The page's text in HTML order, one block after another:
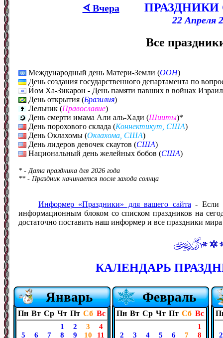
ᗏ Вчера ПРАЗДНИКИ
22 Апреля
Все
Международный день Матери-Земли (ООН)
День создания государственного департамента по
Йом Ха-Зикарон - День памяти павших в войнах
День открытия (Бразилия)
Лельник (Православие)
День смерти имама Али аль-Хади (Шииты)*
День порохового склада (Коннектикут, США)
День Оклахомы (Оклахома, США)
День лидеров девочек скаутов (США)
Национальный день желейных бобов (США)
* - Дата праздника для 2026 года
** - Праздник начинается после захода солнца
Информер «Праздники» для вашего сайта - Если
информационным блоком со списком праздников на
достаточно поставить наш информер и все праздники мира
КАЛЕНДАРЬ
Январь
Пн Вт Ср Чт Пт Сб Вс
1 2 3
4
5
6 7 8 9 10
11
Февраль
Пн Вт Ср Чт Пт Сб Вс
1
2
3 4 5 6 7
8
2